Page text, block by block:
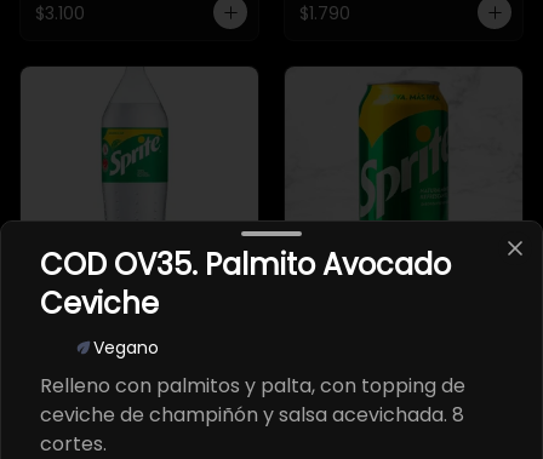
$3.100 $1.790
Sprite Original 1.5
litros
$3.100
COD OV35. Palmito Avocado
Ceviche
Vegano
Relleno con palmitos y palta, con topping de
ceviche de champiñón y salsa acevichada. 8
cortes.